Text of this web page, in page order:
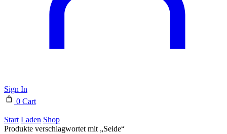
Sign In
0 Cart
Start Laden Shop
Produkte verschlagwortet mit „Seide“